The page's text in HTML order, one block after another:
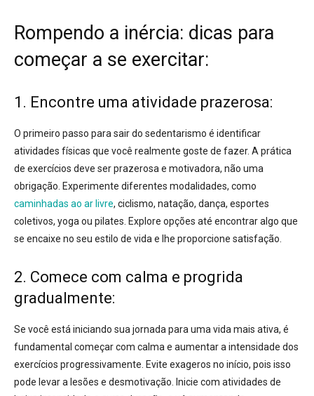
Rompendo a inércia: dicas para
começar a se exercitar:
1. Encontre uma atividade prazerosa:
O primeiro passo para sair do sedentarismo é identificar
atividades físicas que você realmente goste de fazer. A prática
de exercícios deve ser prazerosa e motivadora, não uma
obrigação. Experimente diferentes modalidades, como
caminhadas ao ar livre, ciclismo, natação, dança, esportes
coletivos, yoga ou pilates. Explore opções até encontrar algo que
se encaixe no seu estilo de vida e lhe proporcione satisfação.
2. Comece com calma e progrida
gradualmente:
Se você está iniciando sua jornada para uma vida mais ativa, é
fundamental começar com calma e aumentar a intensidade dos
exercícios progressivamente. Evite exageros no início, pois isso
pode levar a lesões e desmotivação. Inicie com atividades de